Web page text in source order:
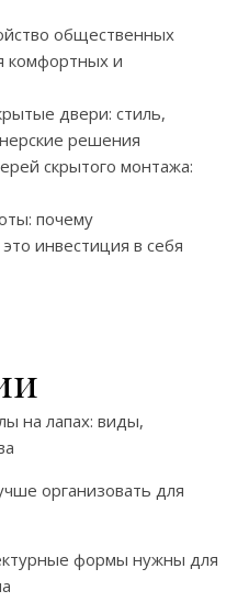
общественных
комфортных и
двери: стиль,
решения
скрытого монтажа:
почему
инвестиция в себя
на лапах: виды,
организовать для
формы нужны для